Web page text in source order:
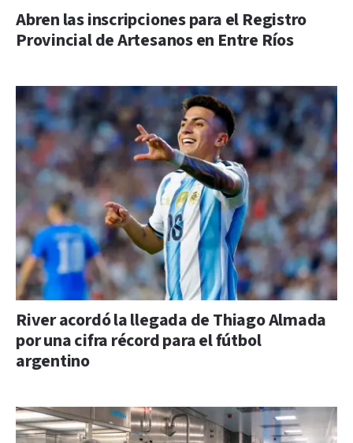
Abren las inscripciones para el Registro
Provincial de Artesanos en Entre Ríos
River acordó la llegada de Thiago Almada
por una cifra récord para el fútbol
argentino